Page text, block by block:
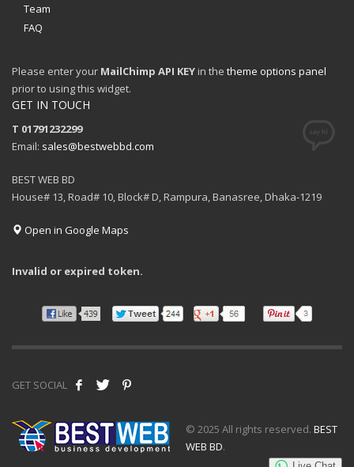
Team
FAQ
Please enter your MailChimp API KEY in the theme options panel
prior to using this widget.
GET IN TOUCH
T 01791232299
Email: sales@bestwebbd.com
BEST WEB BD
House# 13, Road# 10, Block# D, Rampura, Banasree, Dhaka-1219
Open in Google Maps
Invalid or expired token.
GET SOCIAL
© 2025 All rights reserved. BEST
WEB BD.